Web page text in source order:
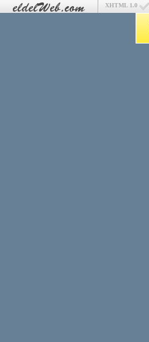
XHTML 1.0